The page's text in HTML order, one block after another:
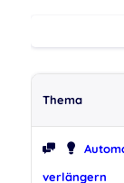
Thema
verlängern